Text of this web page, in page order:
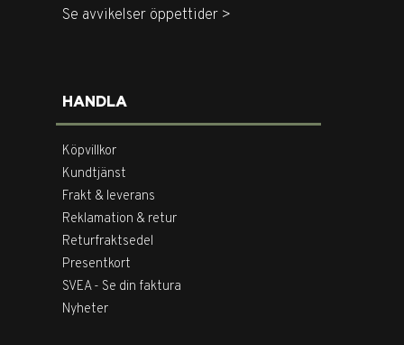
Se avvikelser öppettider >
HANDLA
Köpvillkor
Kundtjänst
Frakt & leverans
Reklamation & retur
Returfraktsedel
Presentkort
SVEA - Se din faktura
Nyheter